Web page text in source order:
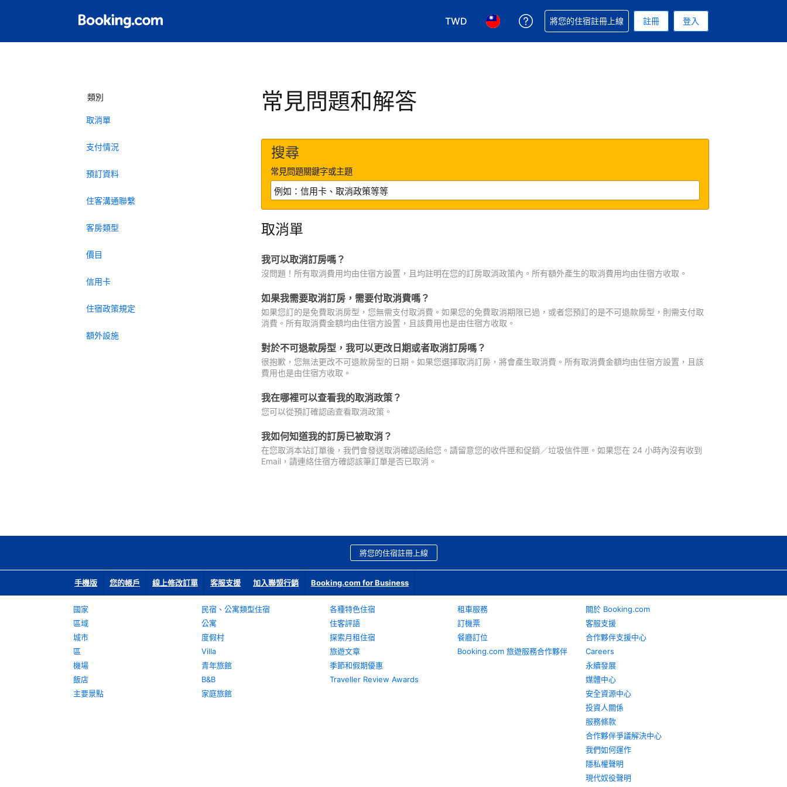
TWD
選擇您使用的幣別. 您現在所使用的幣別為新台幣
選擇您使用的語言. 您目前所選的語言是繁體中文
取得訂單相關協助
將您的住宿註冊上線 註冊 登入
類別
取消單
支付情況
預訂資料
住客溝通聯繫
客房類型
價目
信用卡
住宿政策規定
額外設施
常見問題和解答
搜尋
常見問題關鍵字或主題
取消單
我可以取消訂房嗎？
沒問題！所有取消費用均由住宿方設置，且均註明在您的訂房取消政策內。所有額外產生的取消費用均由住宿方收取。
如果我需要取消訂房，需要付取消費嗎？
如果您訂的是免費取消房型，您無需支付取消費。如果您的免費取消期限已過，或者您預訂的是不可退款房型，則需支付取
消費。所有取消費金額均由住宿方設置，且該費用也是由住宿方收取。
對於不可退款房型，我可以更改日期或者取消訂房嗎？
很抱歉，您無法更改不可退款房型的日期。如果您選擇取消訂房，將會產生取消費。所有取消費金額均由住宿方設置，且該
費用也是由住宿方收取。
我在哪裡可以查看我的取消政策？
您可以從預訂確認函查看取消政策。
我如何知道我的訂房已被取消？
在您取消本站訂單後，我們會發送取消確認函給您。請留意您的收件匣和促銷／垃圾信件匣。如果您在 24 小時內沒有收到
Email，請連絡住宿方確認該筆訂單是否已取消。
將您的住宿註冊上線
手機版 您的帳戶 線上修改訂單 客服支援 加入聯盟行銷 Booking.com for Business
國家
區域
城市
區
機場
飯店
主要景點
民宿、公寓類型住宿
公寓
度假村
Villa
青年旅館
B&B
家庭旅館
各種特色住宿
住客評語
探索月租住宿
旅遊文章
季節和假期優惠
Traveller Review Awards
租車服務
訂機票
餐廳訂位
Booking.com 旅遊服務合作夥伴
關於 Booking.com
客服支援
合作夥伴支援中心
Careers
永續發展
媒體中心
安全資源中心
投資人關係
服務條款
合作夥伴爭議解決中心
我們如何運作
隱私權聲明
現代奴役聲明